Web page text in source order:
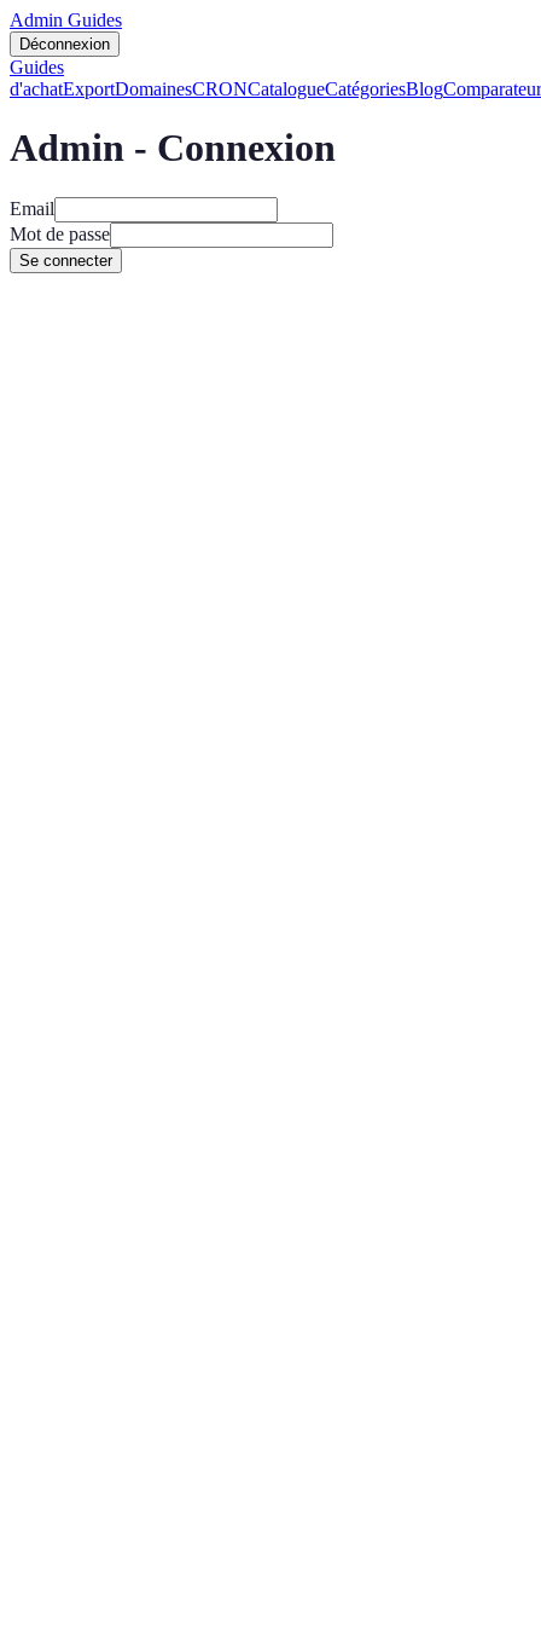
Admin Guides
Déconnexion
Guides
d'achatExportDomainesCRONCatalogueCatégoriesBlog
Admin - Connexion
Email
Mot de passe
Se connecter